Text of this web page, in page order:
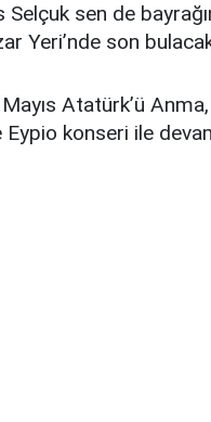
sen de
Yeri’nde son
Atatürk’ü
Eypio konseri ile